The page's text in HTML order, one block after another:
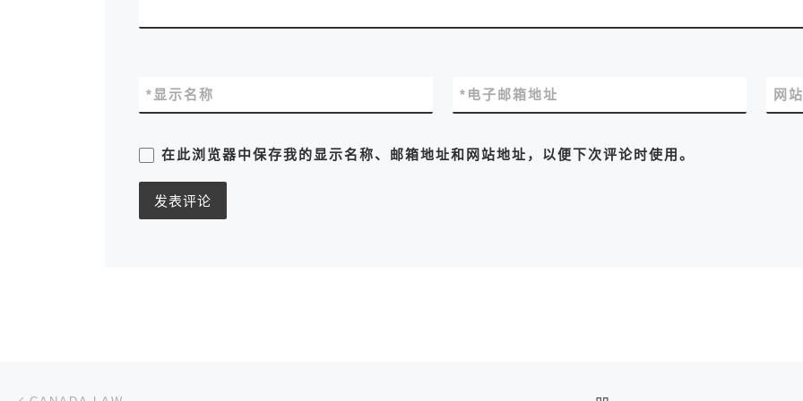
显示名称
* 电子邮箱地址
* 网
在此浏览器中保存我的显示名称、邮箱地址和网站地址，以便下次评论时使用。
文章导航